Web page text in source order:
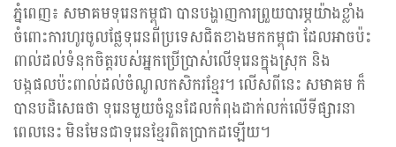
ភ្នំពេញ៖ សមាគមទុរេនកម្ពុជា បានបង្ហាញការព្រួយបារម្ភយ៉ាងខ្លាំង
ចំពោះការហូរចូលផ្លែទុរេនពីប្រទេសជិតខាងមកកម្ពុជា ដែលអាចប៉ះ
ពាល់ដល់ទំនុកចិត្តរបស់អ្នកប្រើប្រាស់លើទុរេនក្នុងស្រុក និង
បង្កផលប៉ះពាល់ដល់ចំណូលកសិករខ្មែរ។ លើសពីនេះ សមាគម ក៏
បានបដិសេធថា ទុរេនមួយចំនួនដែលកំពុងដាក់លក់លើទីផ្សារនា
ពេលនេះ មិនមែនជាទុរេនខ្មែរពិតប្រាកដឡើយ។